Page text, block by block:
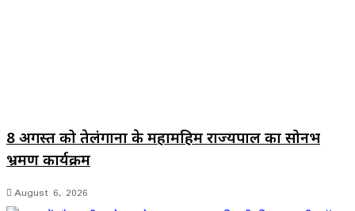
8 अगस्त को तेलंगाना के महामहिम राज्यपाल का सोनभद्र
भ्रमण कार्यक्रम
August 6, 2026